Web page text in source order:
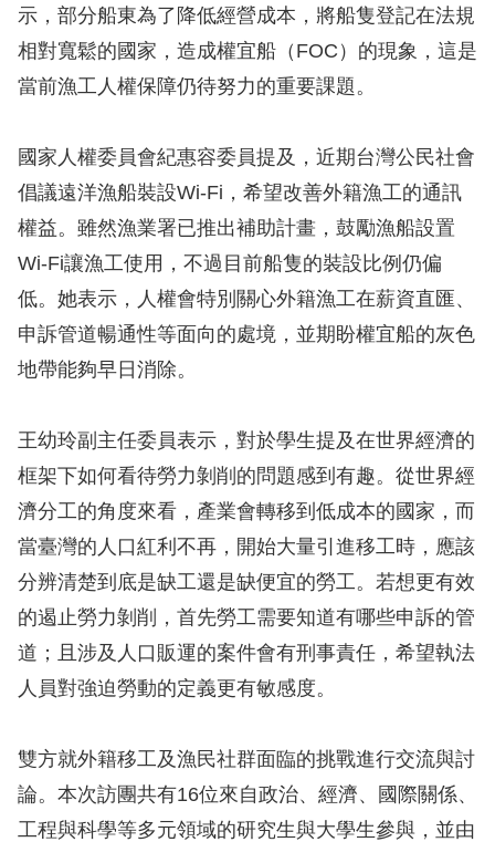
訴
人
料
庫
無
障
快
捷
選
擇
語
兒少版
回
首
頁
示，部分船東為了降低經營成本，將船隻登記在法規
相對寬鬆的國家，造成權宜船（FOC）的現象，這是
當前漁工人權保障仍待努力的重要課題。
國家人權委員會紀惠容委員提及，近期台灣公民社會
倡議遠洋漁船裝設Wi-Fi，希望改善外籍漁工的通訊
權益。雖然漁業署已推出補助計畫，鼓勵漁船設置
Wi-Fi讓漁工使用，不過目前船隻的裝設比例仍偏
低。她表示，人權會特別關心外籍漁工在薪資直匯、
申訴管道暢通性等面向的處境，並期盼權宜船的灰色
地帶能夠早日消除。
王幼玲副主任委員表示，對於學生提及在世界經濟的
框架下如何看待勞力剝削的問題感到有趣。從世界經
濟分工的角度來看，產業會轉移到低成本的國家，而
當臺灣的人口紅利不再，開始大量引進移工時，應該
分辨清楚到底是缺工還是缺便宜的勞工。若想更有效
的遏止勞力剝削，首先勞工需要知道有哪些申訴的管
道；且涉及人口販運的案件會有刑事責任，希望執法
人員對強迫勞動的定義更有敏感度。
雙方就外籍移工及漁民社群面臨的挑戰進行交流與討
論。本次訪團共有16位來自政治、經濟、國際關係、
工程與科學等多元領域的研究生與大學生參與，並由